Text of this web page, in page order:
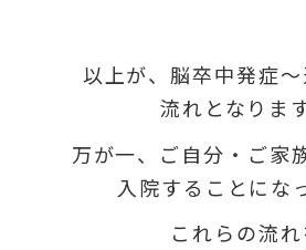
以上が、脳卒中発症
流れとなりま
万が一、ご自分・ご家
入院することにな
これらの流れ